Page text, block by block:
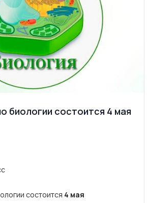
биологии состоится 4 мая
состоится 4 мая